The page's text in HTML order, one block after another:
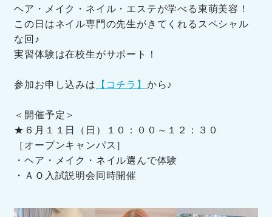
ヘア・メイク・ネイル・エステが学べる東萌美容！
この日はネイル専門の先生がきてくれるスペシャル
な回♪
実習体験は在校生がサポート！
参加お申し込みは 【コチラ】 から♪
＜開催予定＞
★６月１１日（日）１０：００～１２：３０
［オープンキャンパス］
・ヘア・メイク・ネイル選んで体験
・ＡＯ入試説明会同時開催